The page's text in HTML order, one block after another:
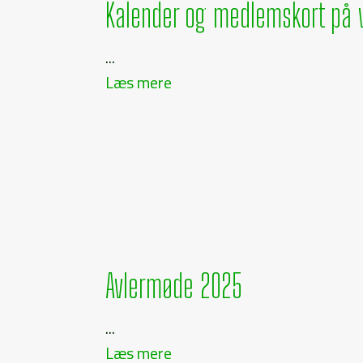
Kalender og medlemskort på
...
Læs mere
Avlermøde 2025
...
Læs mere